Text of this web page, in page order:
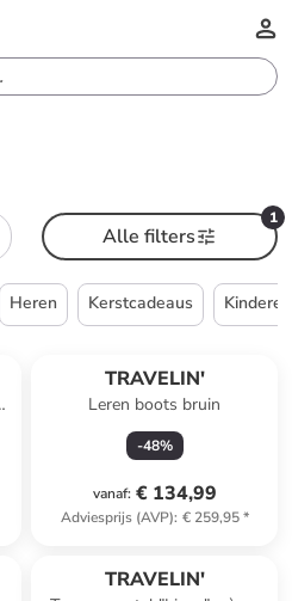
1
Alle filters
Heren Kerstcadeaus Kinderen
TRAVELIN'
Leren boots bruin
-48%
vanaf: € 134,99
Adviesprijs (AVP): € 259,95*
TRAVELIN'